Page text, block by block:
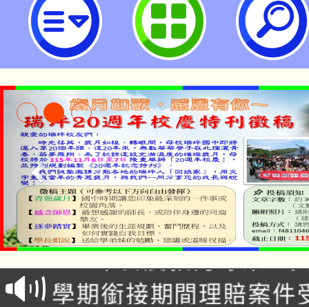
坪國民中學
淨零綠生活教案入校路
會
115年食農教育專業人
程
學期銜接期間理賠案件